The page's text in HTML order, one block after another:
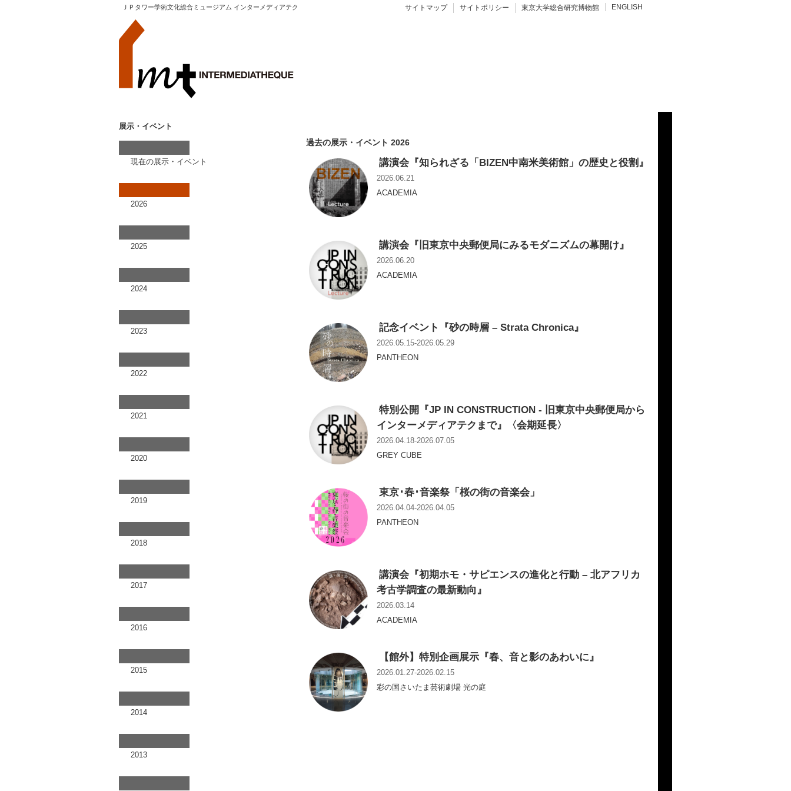
サイトマップ サイトポリシー 東京大学総合研究博物館 ENGLISH
ＪＰタワー学術文化総合ミュージアム インターメディアテク
過去の展示・イベント 2026
講演会『知られざる「BIZEN中南米美術館」の歴史と役割』
2026.06.21
ACADEMIA
講演会『旧東京中央郵便局にみるモダニズムの幕開け』
2026.06.20
ACADEMIA
記念イベント『砂の時層 – Strata Chronica』
2026.05.15-2026.05.29
PANTHEON
特別公開『JP IN CONSTRUCTION - 旧東京中央郵便局から
インターメディアテクまで』〈会期延長〉
2026.04.18-2026.07.05
GREY CUBE
東京･春･音楽祭「桜の街の音楽会」
2026.04.04-2026.04.05
PANTHEON
講演会『初期ホモ・サピエンスの進化と行動 – 北アフリカ
考古学調査の最新動向』
2026.03.14
ACADEMIA
【館外】特別企画展示『春、音と影のあわいに』
2026.01.27-2026.02.15
彩の国さいたま芸術劇場 光の庭
展示・イベント
現在の展示・イベント
2026
2025
2024
2023
2022
2021
2020
2019
2018
2017
2016
2015
2014
2013